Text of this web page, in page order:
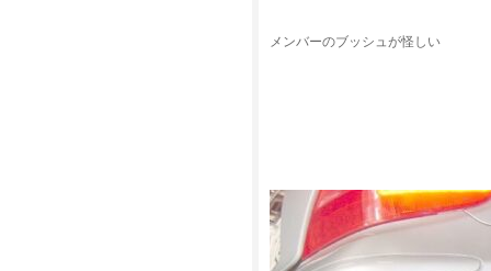
メンバーのブッシュが怪しい